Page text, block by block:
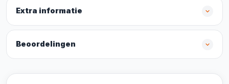
Extra informatie
Beoordelingen